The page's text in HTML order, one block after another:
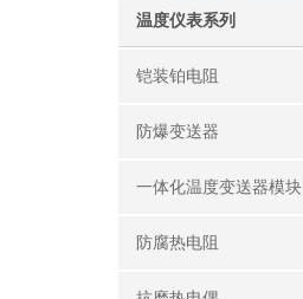
温度仪表系列
铠装铂电阻
防爆变送器
一体化温度变送器模块
防腐热电阻